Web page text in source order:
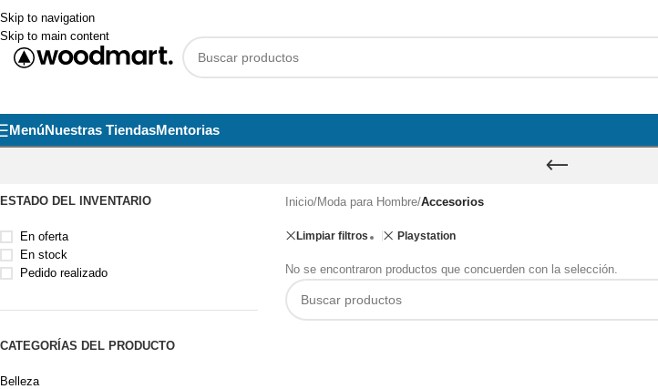
Skip to navigation
Skip to main content
MenúNuestras TiendasMentorias
ESTADO DEL INVENTARIO
En oferta
En stock
Pedido realizado
CATEGORÍAS DEL PRODUCTO
Belleza
Inicio/Moda para Hombre/Accesorios
Limpiar filtros Playstation
No se encontraron productos que concuerden con la selección.